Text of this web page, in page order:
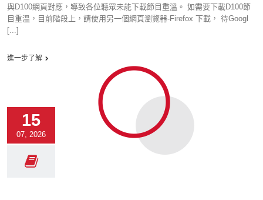
與D100網頁對應，導致各位聽眾未能下載節目重溫。 如需要下載D100節
目重溫，目前階段上，請使用另一個網頁瀏覽器-Firefox 下載， 待Googl
[...]
進一步了解
15
07, 2026